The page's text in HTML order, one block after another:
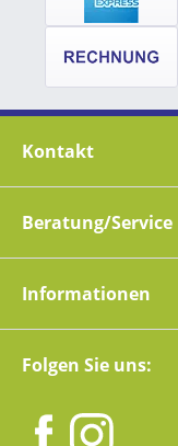
Kontakt
Beratung/Service
Informationen
Folgen Sie uns: